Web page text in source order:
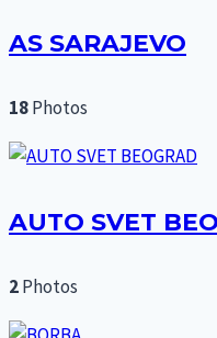
AS SARAJEVO
18Photos
AUTO SVET
2Photos